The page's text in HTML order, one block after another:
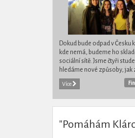
Dokud bude odpad v Česku
kde nemá, budeme ho
sociální sítě. Jsme čtyři
hledáme nové způsoby, jak
udělat zábavný a naučný
všechny.
Více
"Pomáhám